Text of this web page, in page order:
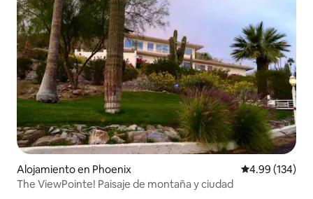
Alojamiento en Phoenix Calificación
4.99 (134)
The ViewPointe! Paisaje de montaña y ciudad